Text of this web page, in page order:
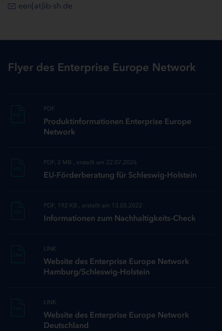
een[at]ib-sh.de
Flyer des Enterprise Europe Network
PDF
Produktinformationen Enterprise Europe
Network
PDF, 2 MB , erstellt am 22.07.2026
EU-Förderberatung für Schleswig-Holstein
PDF, 192 KB , erstellt am 13.05.2022
Informationen zum Nachhaltigkeits-Check
LINK
Website des Enterprise Europe Network
Hamburg/Schleswig-Holstein
LINK
Website des Enterprise Europe Network
Deutschland